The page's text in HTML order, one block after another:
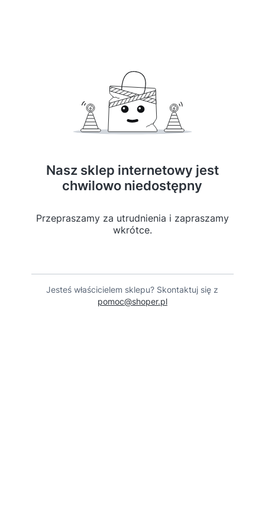
Nasz sklep internetowy jest
chwilowo niedostępny
Przepraszamy za utrudnienia i zapraszamy
wkrótce.
Jesteś właścicielem sklepu? Skontaktuj się z
pomoc@shoper.pl